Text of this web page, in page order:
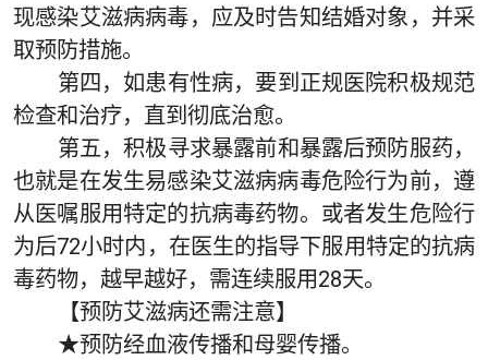
现感染艾滋病病毒，应及时告知结婚对象，并采
取预防措施。
第四，如患有性病，要到正规医院积极规范
检查和治疗，直到彻底治愈。
第五，积极寻求暴露前和暴露后预防服药，
也就是在发生易感染艾滋病病毒危险行为前，遵
从医嘱服用特定的抗病毒药物。或者发生危险行
为后72小时内，在医生的指导下服用特定的抗病
毒药物，越早越好，需连续服用28天。
【预防艾滋病还需注意】
★预防经血液传播和母婴传播。